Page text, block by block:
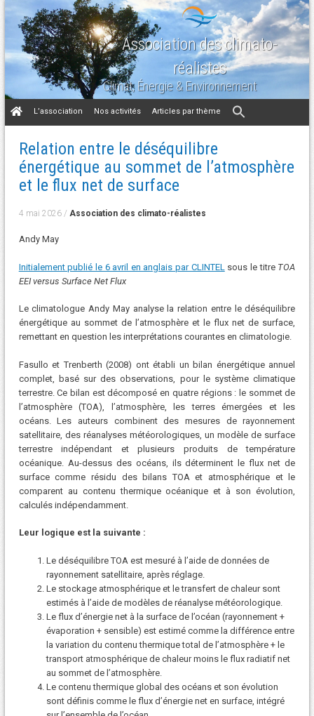
Association des climato-
réalistes
Climat, Énergie & Environnement
Aller
au
L’association Nos activités Articles par thème
Relation entre le déséquilibre
énergétique au sommet de l’atmosphère
et le flux net de surface
4 mai 2026/ Association des climato-réalistes
Andy May
Initialement publié le 6 avril en anglais par CLINTEL sous le titre TOA
EEI versus Surface Net Flux
Le climatologue Andy May analyse la relation entre le déséquilibre
énergétique au sommet de l’atmosphère et le flux net de surface,
remettant en question les interprétations courantes en climatologie.
Fasullo et Trenberth (2008) ont établi un bilan énergétique annuel
complet, basé sur des observations, pour le système climatique
terrestre. Ce bilan est décomposé en quatre régions : le sommet de
l’atmosphère (TOA), l’atmosphère, les terres émergées et les
océans. Les auteurs combinent des mesures de rayonnement
satellitaire, des réanalyses météorologiques, un modèle de surface
terrestre indépendant et plusieurs produits de température
océanique. Au-dessus des océans, ils déterminent le flux net de
surface comme résidu des bilans TOA et atmosphérique et le
comparent au contenu thermique océanique et à son évolution,
calculés indépendamment.
Leur logique est la suivante :
Le déséquilibre TOA est mesuré à l’aide de données de
rayonnement satellitaire, après réglage.
Le stockage atmosphérique et le transfert de chaleur sont
estimés à l’aide de modèles de réanalyse météorologique.
Le flux d’énergie net à la surface de l’océan (rayonnement +
évaporation + sensible) est estimé comme la différence entre
la variation du contenu thermique total de l’atmosphère + le
transport atmosphérique de chaleur moins le flux radiatif net
au sommet de l’atmosphère.
Le contenu thermique global des océans et son évolution
sont définis comme le flux d’énergie net en surface, intégré